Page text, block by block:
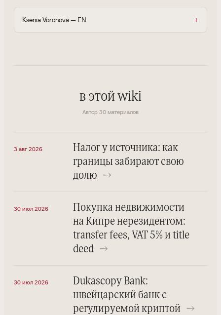
Ksenia Voronova — EN
в этой wiki
Автор 30 материалов
3 авг 2026
Налог у источника: как
границы забирают свою
долю
→
30 июл 2026
Покупка недвижимости
на Кипре нерезидентом:
transfer fees, VAT 5% и title
deed →
30 июл 2026
Dukascopy Bank:
швейцарский банк с
регулируемой криптой
→